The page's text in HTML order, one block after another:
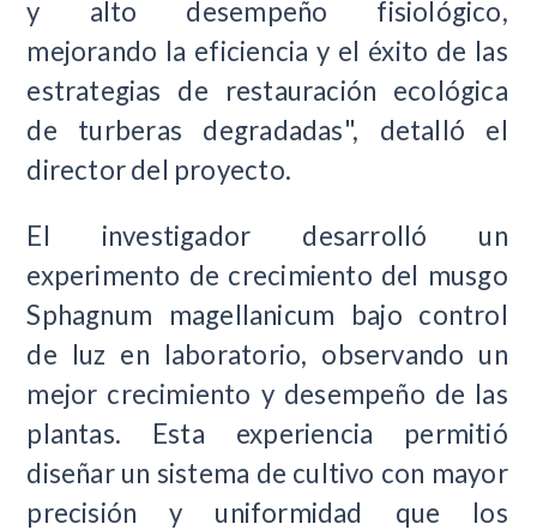
y alto desempeño fisiológico,
mejorando la eficiencia y el éxito de las
estrategias de restauración ecológica
de turberas degradadas", detalló el
director del proyecto.
El investigador desarrolló un
experimento de crecimiento del musgo
Sphagnum magellanicum bajo control
de luz en laboratorio, observando un
mejor crecimiento y desempeño de las
plantas. Esta experiencia permitió
diseñar un sistema de cultivo con mayor
precisión y uniformidad que los